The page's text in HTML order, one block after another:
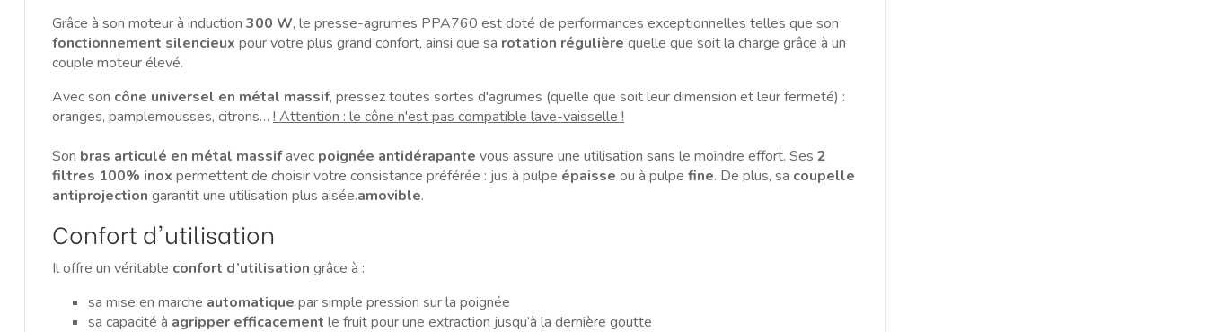
Grâce à son moteur à induction 300 W, le presse-agrumes PPA760 est doté de performances exceptionnelles telles que son
fonctionnement silencieux pour votre plus grand confort, ainsi que sa rotation régulière quelle que soit la charge grâce à un
couple moteur élevé.
Avec son cône universel en métal massif, pressez toutes sortes d'agrumes (quelle que soit leur dimension et leur fermeté) :
oranges, pamplemousses, citrons… ! Attention : le cône n'est pas compatible lave-vaisselle !
Son bras articulé en métal massifavec poignée antidérapante vous assure une utilisation sans le moindre effort. Ses 2
filtres 100% inox permettent de choisir votre consistance préférée : jus à pulpe épaisse ou à pulpe fine. De plus, sa coupelle
antiprojection garantit une utilisation plus aisée.amovible.
Confort d'utilisation
Il offre un véritable confort d’utilisation grâce à :
sa mise en marche automatique par simple pression sur la poignée
sa capacité à agripper efficacement le fruit pour une extraction jusqu’à la dernière goutte